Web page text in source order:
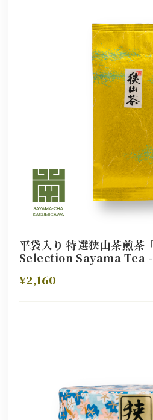
平袋入り 特選狭山茶煎
Selection Sayama Tea
¥2,160